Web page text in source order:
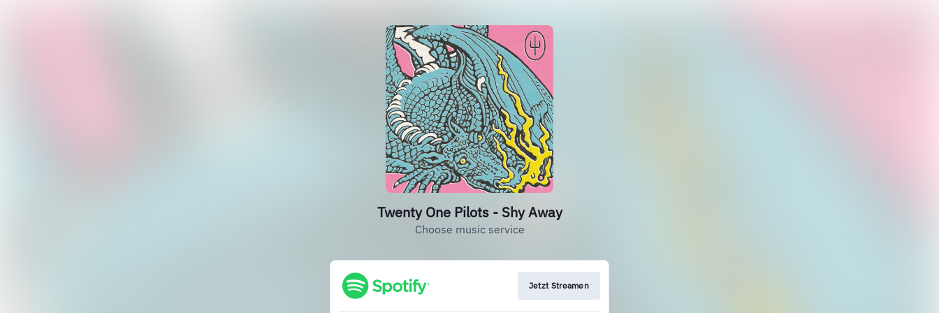
Twenty One Pilots - Shy Away
Choose music service
Jetzt Streamen